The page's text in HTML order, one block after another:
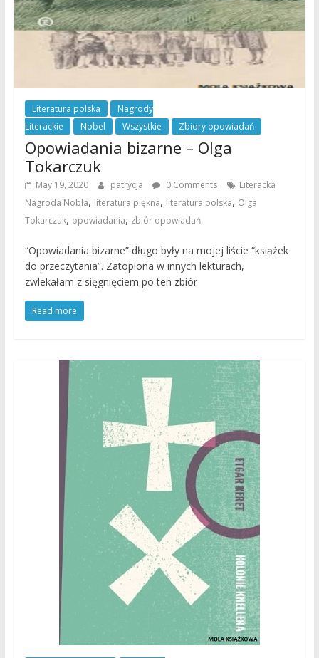
Literatura polska
Nagrody
Literackie
Nobel Wszystkie Zbiory opowiadań
Opowiadania bizarne – Olga
Tokarczuk
May 19, 2020 patrycja 0 Comments
Literacka
Nagroda Nobla, literatura piękna, literatura polska, Olga
Tokarczuk, opowiadania, zbiór opowiadań
“Opowiadania bizarne” długo były na mojej liście “książek
do przeczytania”. Zatopiona w innych lekturach,
zwlekałam z sięgnięciem po ten zbiór
Read more